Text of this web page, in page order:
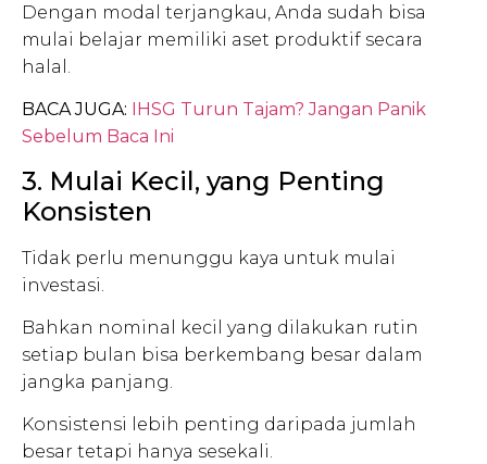
Dengan modal terjangkau, Anda sudah bisa
mulai belajar memiliki aset produktif secara
halal.
BACA JUGA:
IHSG Turun Tajam? Jangan Panik
Sebelum Baca Ini
3. Mulai Kecil, yang Penting
Konsisten
Tidak perlu menunggu kaya untuk mulai
investasi.
Bahkan nominal kecil yang dilakukan rutin
setiap bulan bisa berkembang besar dalam
jangka panjang.
Konsistensi lebih penting daripada jumlah
besar tetapi hanya sesekali.